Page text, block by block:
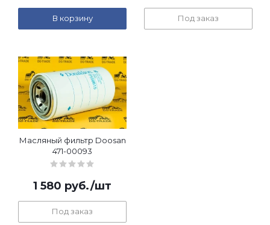
В корзину Под заказ
Масляный фильтр Doosan
471-00093
1 580 руб./шт
Под заказ